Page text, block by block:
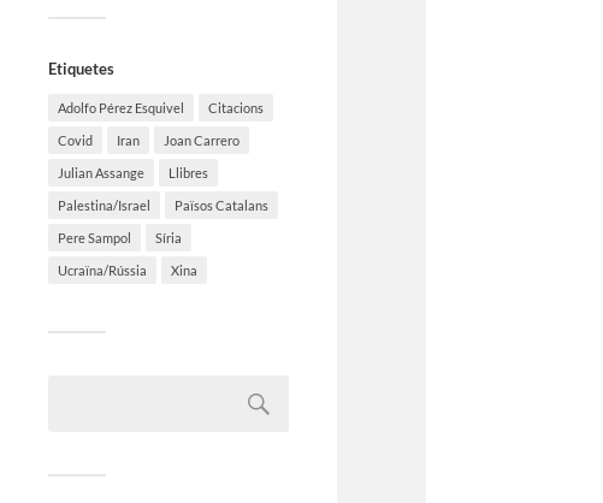
Etiquetes
Adolfo Pérez Esquivel Citacions
Covid Iran Joan Carrero
Julian Assange Llibres
Palestina/Israel Països Catalans
Pere Sampol Síria
Ucraïna/Rússia Xina